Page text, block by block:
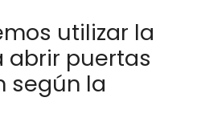
utilizar la
abrir puertas
según la